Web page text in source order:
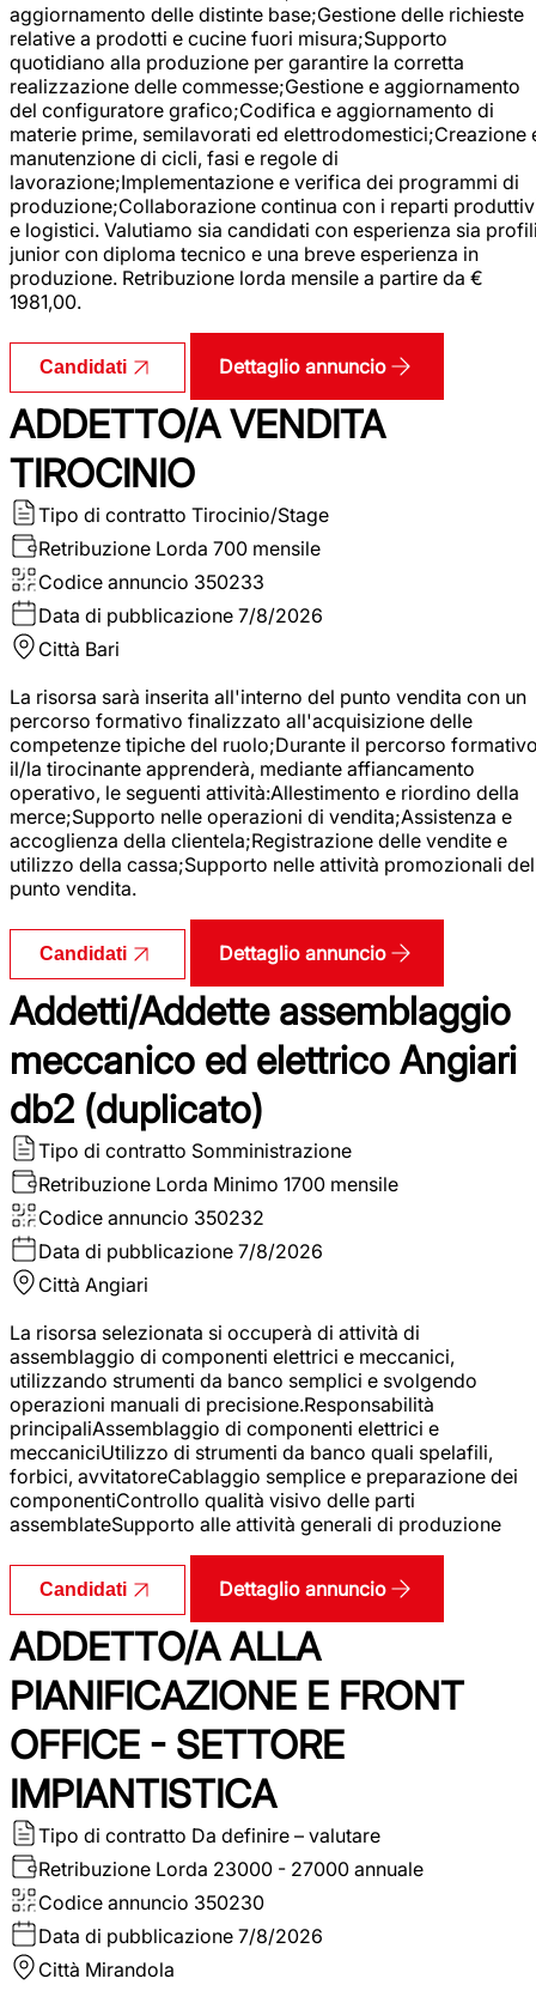
aggiornamento delle distinte base;Gestione delle richieste
relative a prodotti e cucine fuori misura;Supporto
quotidiano alla produzione per garantire la corretta
realizzazione delle commesse;Gestione e aggiornamento
del configuratore grafico;Codifica e aggiornamento di
materie prime, semilavorati ed elettrodomestici;Creazione
manutenzione di cicli, fasi e regole di
lavorazione;Implementazione e verifica dei programmi di
produzione;Collaborazione continua con i reparti
e logistici. Valutiamo sia candidati con esperienza sia
junior con diploma tecnico e una breve esperienza in
produzione. Retribuzione lorda mensile a partire da €
1981,00.
Candidati Dettaglio annuncio
ADDETTO/A VENDITA
TIROCINIO
Tipo di contratto Tirocinio/Stage
Retribuzione Lorda 700 mensile
Codice annuncio 350233
Data di pubblicazione 7/8/2026
Città Bari
La risorsa sarà inserita all'interno del punto vendita con un
percorso formativo finalizzato all'acquisizione delle
competenze tipiche del ruolo;Durante il percorso
il/la tirocinante apprenderà, mediante affiancamento
operativo, le seguenti attività:Allestimento e riordino della
merce;Supporto nelle operazioni di vendita;Assistenza e
accoglienza della clientela;Registrazione delle vendite e
utilizzo della cassa;Supporto nelle attività promozionali del
punto vendita.
Candidati Dettaglio annuncio
Addetti/Addette assemblaggio
meccanico ed elettrico Angiari
db2 (duplicato)
Tipo di contratto Somministrazione
Retribuzione Lorda Minimo 1700 mensile
Codice annuncio 350232
Data di pubblicazione 7/8/2026
Città Angiari
La risorsa selezionata si occuperà di attività di
assemblaggio di componenti elettrici e meccanici,
utilizzando strumenti da banco semplici e svolgendo
operazioni manuali di precisione.Responsabilità
principaliAssemblaggio di componenti elettrici e
meccaniciUtilizzo di strumenti da banco quali spelafili,
forbici, avvitatoreCablaggio semplice e preparazione dei
componentiControllo qualità visivo delle parti
assemblateSupporto alle attività generali di produzione
Candidati Dettaglio annuncio
ADDETTO/A ALLA
PIANIFICAZIONE E FRONT
OFFICE - SETTORE
IMPIANTISTICA
Tipo di contratto Da definire – valutare
Retribuzione Lorda 23000 - 27000 annuale
Codice annuncio 350230
Data di pubblicazione 7/8/2026
Città Mirandola